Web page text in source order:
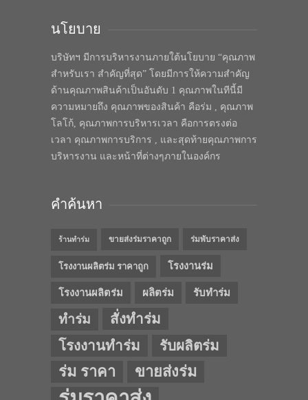
นโยบาย
บริษัทฯ มีการบริหารงานภายใต้นโยบาย “คุณภาพ
สำหรับเรา สำคัญที่สุด” โดยมีการให้ความสำคัญ
ด้านคุณภาพสินค้าเป็นอันดับ 1 คุณภาพในทีนี้มี
ความหมายถึง คุณภาพของสินค้า คือร่ม , คุณภาพ
โลโก้, คุณภาพการบริหารเวลา คือการตรงต่อ
เวลา คุณภาพการบริการ , และสุดท้ายคุณภาพการ
บริหารงาน และหน้าที่ต่างๆภายในองค์กร
คำค้นหา
ร้านทำร่ม ขายส่งร่มราคาถูก ร่มพับราคาส่ง
โรงงานผลิตร่ม ราคาถูก โรงงานร่ม
โรงงานผลิตร่ม ผลิตร่ม รับทำร่ม
ทำร่ม
สั่งทำร่ม
โรงงานทำร่ม
รับผลิตร่ม
ร่ม ราคา ขายส่งร่ม